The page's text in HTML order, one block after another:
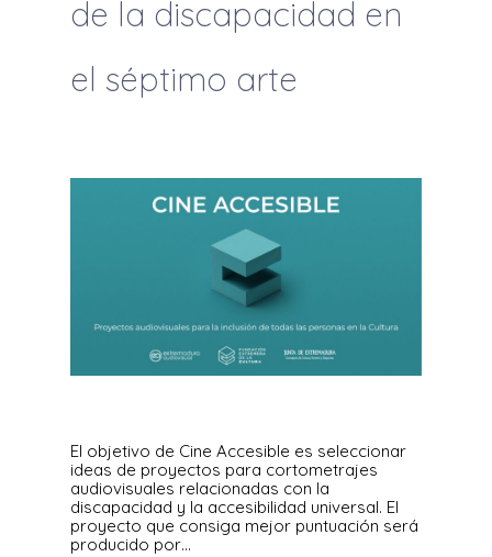
de la discapacidad en
el séptimo arte
El objetivo de Cine Accesible es seleccionar
ideas de proyectos para cortometrajes
audiovisuales relacionadas con la
discapacidad y la accesibilidad universal. El
proyecto que consiga mejor puntuación será
producido por…